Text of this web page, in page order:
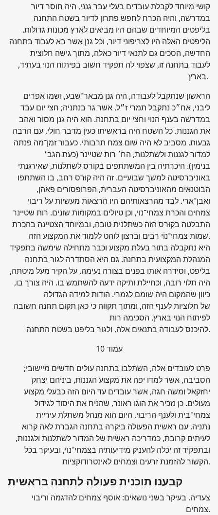
קושי מיוחד לקבלת עובדים בעלי עבר גנני, היה חוסר דיור
במדרשה, והיה הכרח לחפש פתרון לדיור בשטח התחנה
בליפטים המיוחדים שבהם היו מביאים לארץ מכונות גדולות.
הליפטים האלה היו לצריפוני דיור, וכל גנן אשר בא לעבוד בתחנה
החדשה, הסכים גם לתנאי דיור כאלה, מתוך גישה חלוצית
לעבוד בתחנה זו, שצפוי לה תפקיד חשוב בפיתוח הנוי בעתיד,
בארץ.
הראשון שנתקבל לעבודה, היה גנן מבאר־שבע, ושמו אפרים
ליבני, אח״כ נתקבל תמרי ז״ל, אשר גר בנתניה; חצי יום עבד
במדרשה בענף הנוי וחצי יום בתחנה. הוא היה גנן מסור ואהב
את הגננות. כל השטח היה בראשיתו כעין מדבר חולי, עם הרבה
גבעות. מסביב לא היה שום צמח תרבותי. כעבור זמן־מה פנתה
למדור לגננות ולשתלנות, הח׳ רות שטיינר (כעת הגב׳
בנימין). היכרתיה בין המשתתפים בקורס לשתלנות, שאירגנתי
באוניברסיטה למשך שבועיים. זה היה קוּרס רחב, בו השתתפו
הבוטנאים מהאוניברסיטה העברית, הפרופסורים פאהן,
ואבן־ארי. לבד מהרצאותיהם היו הרצאות מעשיות על ריבוי
צמחים והכרת צמחי־נוי, וכן טיולים במקומות שונים. רות שטיינר
התבלטה בקוּרס הזה כשתלנית טובה, ובמיוחד הצטיינה בהכרת
שמות צמחי־נוֹי רבים וברצון לוהט ללמוד את המקצוע הזה.
היא נתקבלה בתור בעלת מקצוע וכבר מתחילה שימשה בתפקיד
המנהלת המקצועית בתחנה. גם היא הסתדרה לגור בתחנה
בליפט, וסידרה אותו בפנים בצורה נעימה. על הקיר מעל מיטתה,
היה תלוי רובה, וכחיילת ותיקה ידעה להשתמש בו. היה צורך בו,
כיוון שהמקום היה שומם לגמרי. הודות למידה הגדולה
של חלוציות לענף הזה, ומתוך תקווה כי כאן תקום תחנה חשובה
לפיתוח הנוי בארץ, הסכימה רות
להיכנס לעבודה בתנאים אלה, ולגור בליפט בשטח התחנה.
עמוד 10
;פרט לעובדים אלה, השתלבו בתחנה עולים חדשים מיישובי
הסביבה, אשר למדו יפה את מקצוע הגננות, ביניהם יצחק
יחזקאל ומשה חגה, אשר עובדים עד היום הזה כבעלי מקצוע
מעולים. כן נזכיר את הוגו ראונר, שהניח את היסוד לגידול
צמחי־בית ולענף הריבוי. היום הוא מנהל משתלת עיריית
נתניה. עם ראשית הפעולה ביקרה בתחנה הגברת לאה קרוא
לעיתים קרובת, כמדריכה ראשית של המדור לשתלנות ולגננות,
ובתפקיד זה יכלה להעניק מידיעותיה בצמחי־נוי, ובעיקר בכל
הקשור להזמנת זרעים וצמחים לאינטרודוקציות.
קבענו תוכנית פעולה לתחנה בראשית
צעדיה. בעיקר בשני נושאים: אוסף צמחים להדגמה וריבוי
צמחים.